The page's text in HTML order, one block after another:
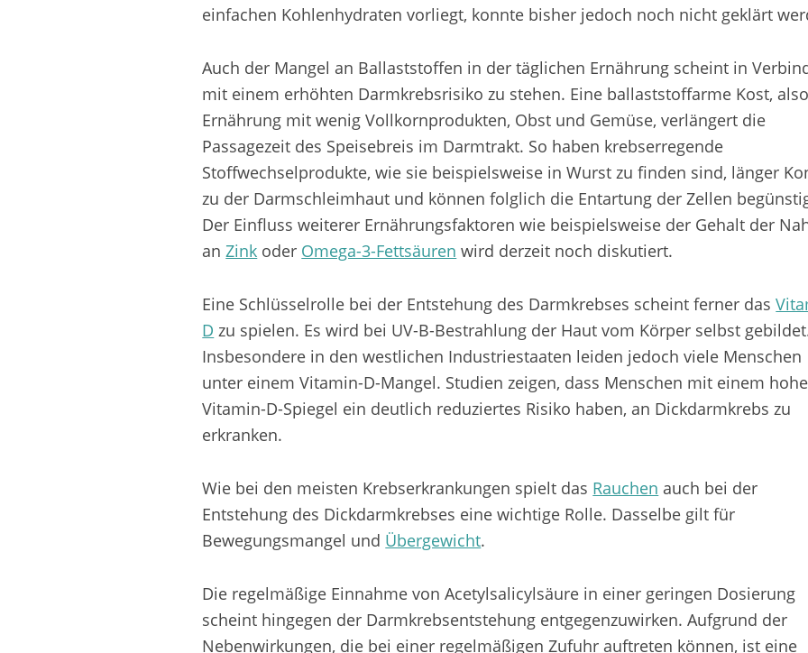
einfachen Kohlenhydraten vorliegt, konnte bisher jedoch noch nicht geklärt
Auch der Mangel an Ballaststoffen in der täglichen Ernährung scheint in
mit einem erhöhten Darmkrebsrisiko zu stehen. Eine ballaststoffarme Kost,
Ernährung mit wenig Vollkornprodukten, Obst und Gemüse, verlängert die
Passagezeit des Speisebreis im Darmtrakt. So haben krebserregende
Stoffwechselprodukte, wie sie beispielsweise in Wurst zu finden sind, länger
zu der Darmschleimhaut und können folglich die Entartung der Zellen
Der Einfluss weiterer Ernährungsfaktoren wie beispielsweise der Gehalt der
anZink oder Omega-3-Fettsäuren wird derzeit noch diskutiert.
Eine Schlüsselrolle bei der Entstehung des Darmkrebses scheint ferner das
D zu spielen. Es wird bei UV-B-Bestrahlung der Haut vom Körper selbst
Insbesondere in den westlichen Industriestaaten leiden jedoch viele Menschen
unter einem Vitamin-D-Mangel. Studien zeigen, dass Menschen mit einem
Vitamin-D-Spiegel ein deutlich reduziertes Risiko haben, an Dickdarmkrebs zu
erkranken.
Wie bei den meisten Krebserkrankungen spielt das Rauchen auch bei der
Entstehung des Dickdarmkrebses eine wichtige Rolle. Dasselbe gilt für
Bewegungsmangel und Übergewicht.
Die regelmäßige Einnahme von Acetylsalicylsäure in einer geringen Dosierung
scheint hingegen der Darmkrebsentstehung entgegenzuwirken. Aufgrund der
Nebenwirkungen, die bei einer regelmäßigen Zufuhr auftreten können, ist eine